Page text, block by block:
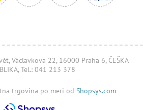
Václavkova 22, 16000 Praha 6, ČEŠKA
Tel.: 041 213 378
trgovina po meri od Shopsys.com